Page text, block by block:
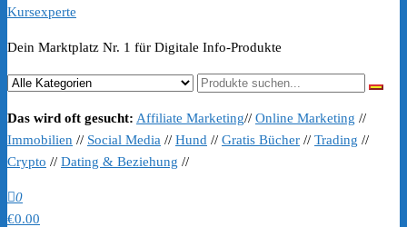
Kursexperte
Dein Marktplatz Nr. 1 für Digitale Info-Produkte
Das wird oft gesucht: Affiliate Marketing// Online Marketing //
Immobilien // Social Media // Hund // Gratis Bücher // Trading //
Crypto // Dating & Beziehung //
0
€0.00